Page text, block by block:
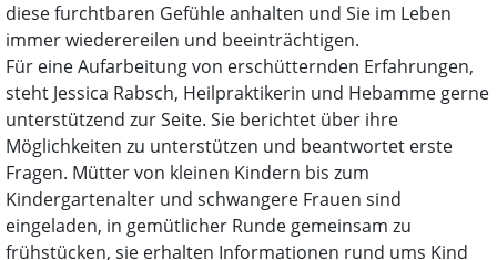
diese furchtbaren Gefühle anhalten und Sie im Leben
immer wiederereilen und beeinträchtigen.
Für eine Aufarbeitung von erschütternden Erfahrungen,
steht Jessica Rabsch, Heilpraktikerin und Hebamme gerne
unterstützend zur Seite. Sie berichtet über ihre
Möglichkeiten zu unterstützen und beantwortet erste
Fragen. Mütter von kleinen Kindern bis zum
Kindergartenalter und schwangere Frauen sind
eingeladen, in gemütlicher Runde gemeinsam zu
frühstücken, sie erhalten Informationen rund ums Kind